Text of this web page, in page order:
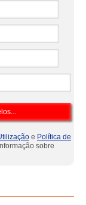
e Política de
sobre